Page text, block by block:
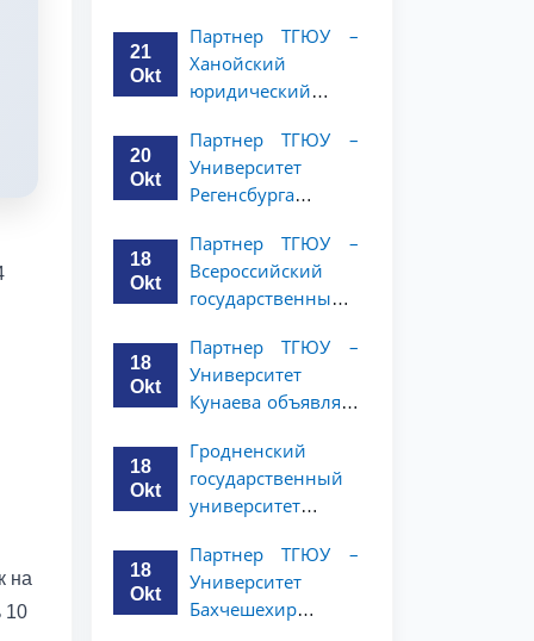
на
10
объявляет
программу
академической
мобильности для
студентов 2–3
курсов
объявляет
программу
академической
студентов 2–3
курсов ТГЮУ
21
Okt
Партнер ТГЮУ –
Ханойский
юридический
объявляет
программу
академической
студентов 2–3
курсов
20
Okt
Партнер ТГЮУ –
Университет
Регенсбурга
программу
академической
мобильности для
курсов
18
Okt
Партнер ТГЮУ –
Всероссийский
государственный
юстиции
объявляет
программу
мобильности для
студентов 2–3
курсов ТГЮУ
18
Okt
Партнер ТГЮУ –
Университет
Кунаева объявляет
академической
мобильности для
студентов 2–3
18
Okt
Гродненский
государственный
университет
Купалы объявляет
программу
академической
18
Okt
Партнер ТГЮУ –
Университет
Бахчешехир